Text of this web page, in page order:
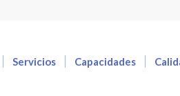
Servicios Capacidades